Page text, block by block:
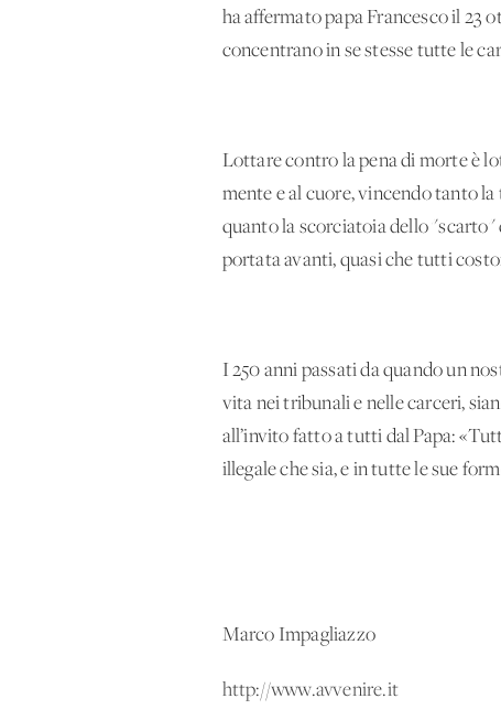
ha affermato papa Francesco il 23
concentrano in se stesse tutte le
Lottare contro la pena di morte è
mente e al cuore, vincendo tanto
quanto la scorciatoia dello
portata avanti, quasi che tutti
I 250 anni passati da quando un
vita nei tribunali e nelle carceri,
all’invito fatto a tutti dal Papa:
illegale che sia, e in tutte le sue
Marco Impagliazzo
http://www.avvenire.it